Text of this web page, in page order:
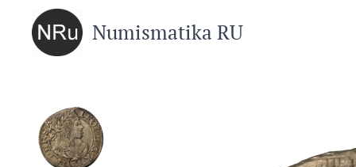
Numismatika RU